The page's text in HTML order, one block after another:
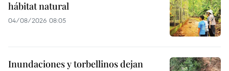
hábitat natural
04/08/2026 08:05
Inundaciones y torbellinos dejan